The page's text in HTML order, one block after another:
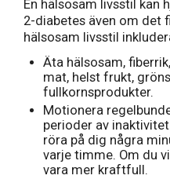
En hälsosam livsstil kan
2-diabetes även om det
hälsosam livsstil
Äta hälsosam,
mat, helst frukt,
fullkornsprodukter.
Motionera
perioder av
röra på dig några
varje timme. Om du
vara mer kraftfull.